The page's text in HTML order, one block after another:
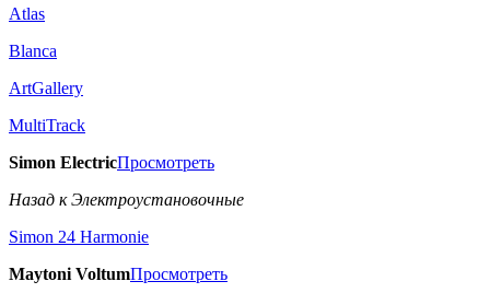
Atlas
Blanca
ArtGallery
MultiTrack
Simon ElectricПросмотреть
Назад к Электроустановочные
Simon 24 Harmonie
Maytoni VoltumПросмотреть